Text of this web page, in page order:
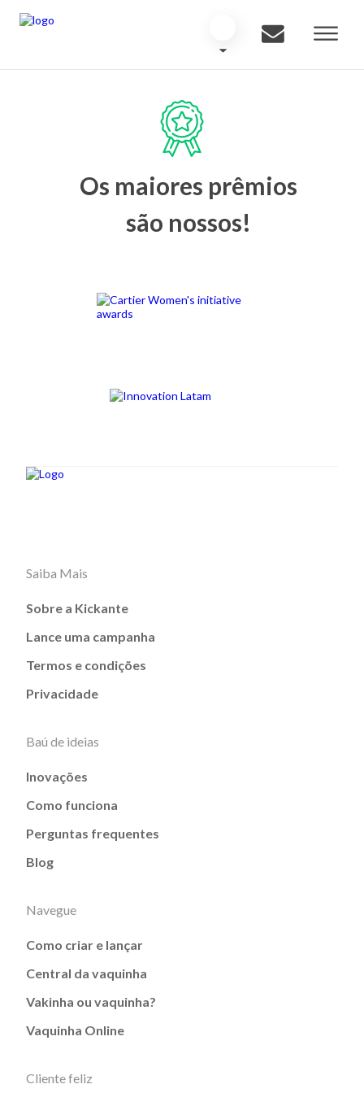
Os maiores prêmios
são nossos!
Saiba Mais
Sobre a Kickante
Lance uma campanha
Termos e condições
Privacidade
Baú de ideias
Inovações
Como funciona
Perguntas frequentes
Blog
Navegue
Como criar e lançar
Central da vaquinha
Vakinha ou vaquinha?
Vaquinha Online
Cliente feliz